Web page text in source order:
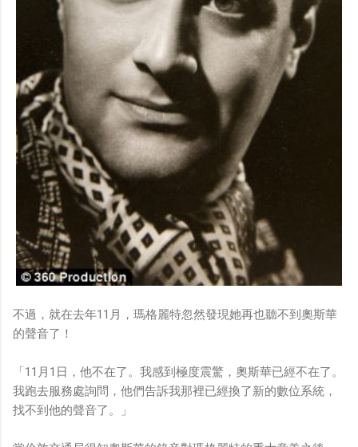
不過，就在去年11月，瑪格麗特忽然發現她再也聽不到奧斯華
的聲音了！
「11月1日，他不在了。我感到極度震驚，奧斯華已經不在了。
我跑去服務處詢問，他們告訴我那裡已經換了新的數位系統，
找不到他的聲音了。」